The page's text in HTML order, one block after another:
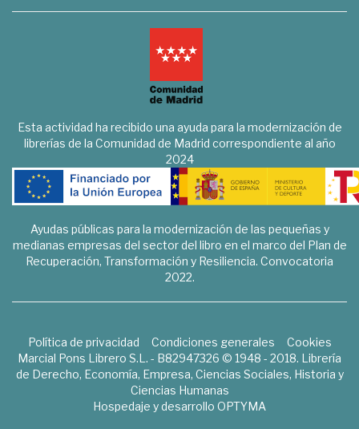
Esta actividad ha recibido una ayuda para la modernización de
librerías de la Comunidad de Madrid correspondiente al año
2024
Ayudas públicas para la modernización de las pequeñas y
medianas empresas del sector del libro en el marco del Plan de
Recuperación, Transformación y Resiliencia. Convocatoria
2022.
Política de privacidad Condiciones generales
Cookies
Marcial Pons Librero S.L. - B82947326 © 1948 - 2018. Librería
de Derecho, Economía, Empresa, Ciencias Sociales, Historia y
Ciencias Humanas
Hospedaje y desarrollo OPTYMA